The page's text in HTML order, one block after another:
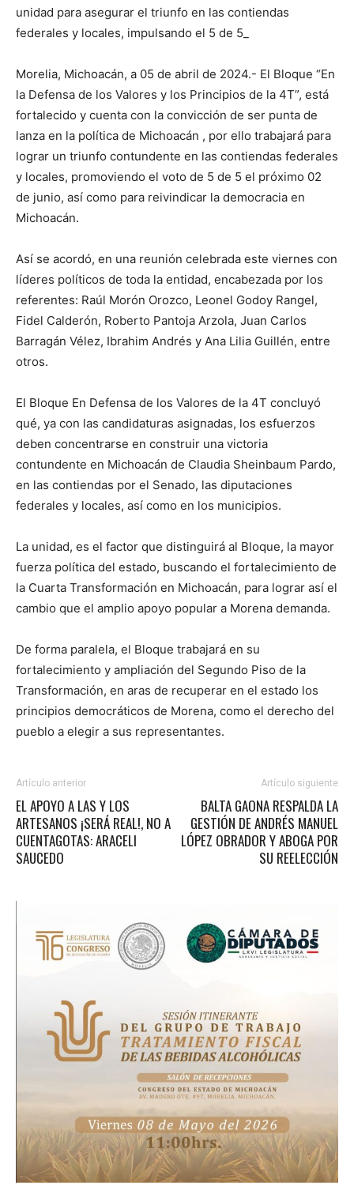
unidad para asegurar el triunfo en las contiendas
federales y locales, impulsando el 5 de 5_
Morelia, Michoacán, a 05 de abril de 2024.- El Bloque “En
la Defensa de los Valores y los Principios de la 4T”, está
fortalecido y cuenta con la convicción de ser punta de
lanza en la política de Michoacán , por ello trabajará para
lograr un triunfo contundente en las contiendas federales
y locales, promoviendo el voto de 5 de 5 el próximo 02
de junio, así como para reivindicar la democracia en
Michoacán.
Así se acordó, en una reunión celebrada este viernes con
líderes políticos de toda la entidad, encabezada por los
referentes: Raúl Morón Orozco, Leonel Godoy Rangel,
Fidel Calderón, Roberto Pantoja Arzola, Juan Carlos
Barragán Vélez, Ibrahim Andrés y Ana Lilia Guillén, entre
otros.
El Bloque En Defensa de los Valores de la 4T concluyó
qué, ya con las candidaturas asignadas, los esfuerzos
deben concentrarse en construir una victoria
contundente en Michoacán de Claudia Sheinbaum Pardo,
en las contiendas por el Senado, las diputaciones
federales y locales, así como en los municipios.
La unidad, es el factor que distinguirá al Bloque, la mayor
fuerza política del estado, buscando el fortalecimiento de
la Cuarta Transformación en Michoacán, para lograr así el
cambio que el amplio apoyo popular a Morena demanda.
De forma paralela, el Bloque trabajará en su
fortalecimiento y ampliación del Segundo Piso de la
Transformación, en aras de recuperar en el estado los
principios democráticos de Morena, como el derecho del
pueblo a elegir a sus representantes.
Artículo anterior
EL APOYO A LAS Y LOS
ARTESANOS ¡SERÁ REAL!, NO A
CUENTAGOTAS: ARACELI
SAUCEDO
Artículo siguiente
BALTA GAONA RESPALDA LA
GESTIÓN DE ANDRÉS MANUEL
LÓPEZ OBRADOR Y ABOGA POR
SU REELECCIÓN